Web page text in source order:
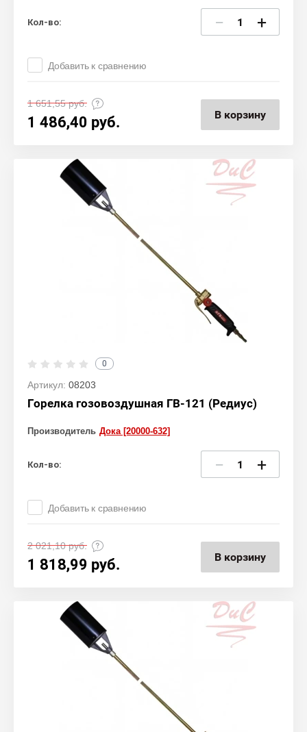
Кол-во: − +
Добавить к сравнению
1 651,55руб.
1 486,40 руб. В корзину
0
Артикул: 08203
Горелка гозовоздушная ГВ-121 (Редиус)
Производитель Дока [20000-632]
Кол-во: − +
Добавить к сравнению
2 021,10руб.
1 818,99 руб. В корзину